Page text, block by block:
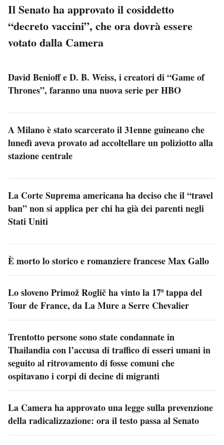
Il Senato ha approvato il cosiddetto
“decreto vaccini”, che ora dovrà essere
votato dalla Camera
David Benioff e D. B. Weiss, i creatori di “Game of
Thrones”, faranno una nuova serie per HBO
A Milano è stato scarcerato il 31enne guineano che
lunedì aveva provato ad accoltellare un poliziotto alla
stazione centrale
La Corte Suprema americana ha deciso che il “travel
ban” non si applica per chi ha già dei parenti negli
Stati Uniti
È morto lo storico e romanziere francese Max Gallo
Lo sloveno Primož Roglič ha vinto la 17ª tappa del
Tour de France, da La Mure a Serre Chevalier
Trentotto persone sono state condannate in
Thailandia con l’accusa di traffico di esseri umani in
seguito al ritrovamento di fosse comuni che
ospitavano i corpi di decine di migranti
La Camera ha approvato una legge sulla prevenzione
della radicalizzazione: ora il testo passa al Senato